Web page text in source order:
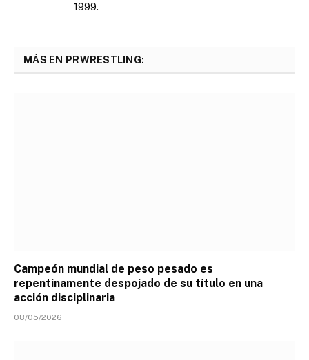
1999.
MÁS EN PRWRESTLING:
Campeón mundial de peso pesado es
repentinamente despojado de su título en una
acción disciplinaria
08/05/2026